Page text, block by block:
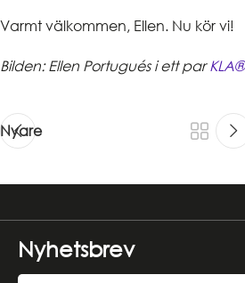
Varmt välkommen, Ellen. Nu kör vi!
Bilden: Ellen Portugués i ett par
Nyare
Nyhetsbrev